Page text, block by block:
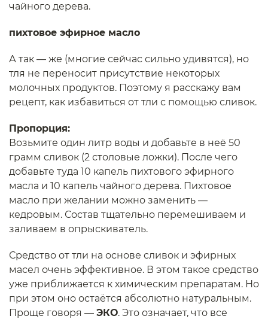
чайного дерева.
пихтовое эфирное масло
А так — же (многие сейчас сильно удивятся), но
тля не переносит присутствие некоторых
молочных продуктов. Поэтому я расскажу вам
рецепт, как избавиться от тли с помощью сливок.
Пропорция:
Возьмите один литр воды и добавьте в неё 50
грамм сливок (2 столовые ложки). После чего
добавьте туда 10 капель пихтового эфирного
масла и 10 капель чайного дерева. Пихтовое
масло при желании можно заменить —
кедровым. Состав тщательно перемешиваем и
заливаем в опрыскиватель.
Средство от тли на основе сливок и эфирных
масел очень эффективное. В этом такое средство
уже приближается к химическим препаратам. Но
при этом оно остаётся абсолютно натуральным.
Проще говоря — ЭКО. Это означает, что все